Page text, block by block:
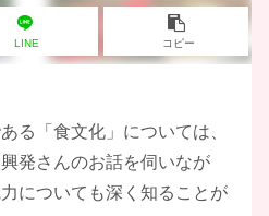
LINE コピー
る「食文化」については、
発さんのお話を伺いなが
についても深く知ることが